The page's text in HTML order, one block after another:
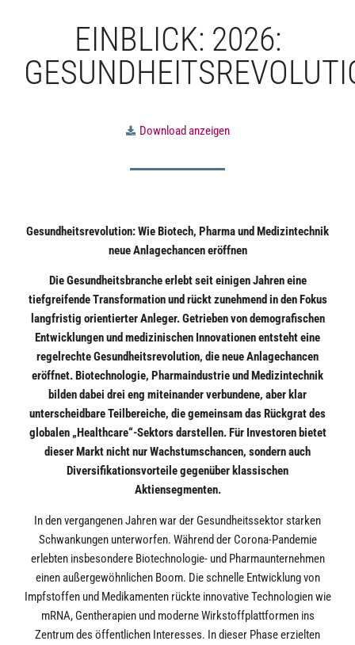
EINBLICK: 2026:
Download anzeigen
Gesundheitsrevolution: Wie Biotech, Pharma und Medizintechnik
neue Anlagechancen eröffnen
Die Gesundheitsbranche erlebt seit einigen Jahren eine
tiefgreifende Transformation und rückt zunehmend in den Fokus
langfristig orientierter Anleger. Getrieben von demografischen
Entwicklungen und medizinischen Innovationen entsteht eine
regelrechte Gesundheitsrevolution, die neue Anlagechancen
eröffnet. Biotechnologie, Pharmaindustrie und Medizintechnik
bilden dabei drei eng miteinander verbundene, aber klar
unterscheidbare Teilbereiche, die gemeinsam das Rückgrat des
globalen „Healthcare“-Sektors darstellen. Für Investoren bietet
dieser Markt nicht nur Wachstumschancen, sondern auch
Diversifikationsvorteile gegenüber klassischen
Aktiensegmenten.
In den vergangenen Jahren war der Gesundheitssektor starken
Schwankungen unterworfen. Während der Corona-Pandemie
erlebten insbesondere Biotechnologie- und Pharmaunternehmen
einen außergewöhnlichen Boom. Die schnelle Entwicklung von
Impfstoffen und Medikamenten rückte innovative Technologien wie
mRNA, Gentherapien und moderne Wirkstoffplattformen ins
Zentrum des öffentlichen Interesses. In dieser Phase erzielten